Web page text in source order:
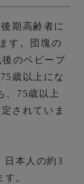
期高齢者に
す。団塊の
のベビーブ
歳以上にな
、75歳以上
されていま
日本人の約3
。